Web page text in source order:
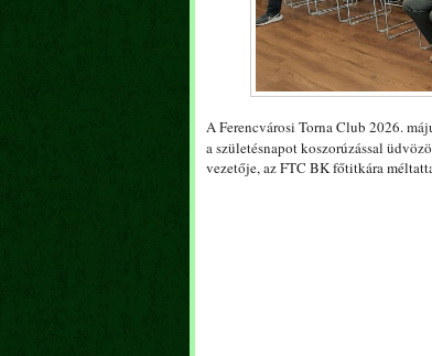
A Ferencvárosi Torna Club 2026.
a születésnapot koszorúzással
vezetője, az FTC BK főtitkára